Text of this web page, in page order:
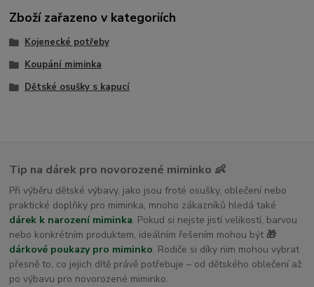
Zboží zařazeno v kategoriích
Kojenecké potřeby
Koupání miminka
Dětské osušky s kapucí
Tip na dárek pro novorozené miminko 👶
Při výběru dětské výbavy, jako jsou froté osušky, oblečení nebo
praktické doplňky pro miminka, mnoho zákazníků hledá také
dárek k narození miminka. Pokud si nejste jistí velikostí, barvou
nebo konkrétním produktem, ideálním řešením mohou být 🎁
dárkové poukazy pro miminko. Rodiče si díky nim mohou vybrat
přesně to, co jejich dítě právě potřebuje – od dětského oblečení až
po výbavu pro novorozené miminko.